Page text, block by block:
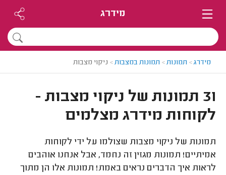
מידרג
מידרג> תמונות> תמונות במצבות> ניקוי מצבות
31 תמונות של ניקוי מצבות -
לקוחות מידרג מצלמים
תמונות של ניקוי מצבות שצולמו על ידי לקוחות
אמיתיים! תמונות מגזין זה נחמד, אבל אנחנו אוהבים
לראות איך הדברים נראים באמת! תמונות אלו הן מתוך